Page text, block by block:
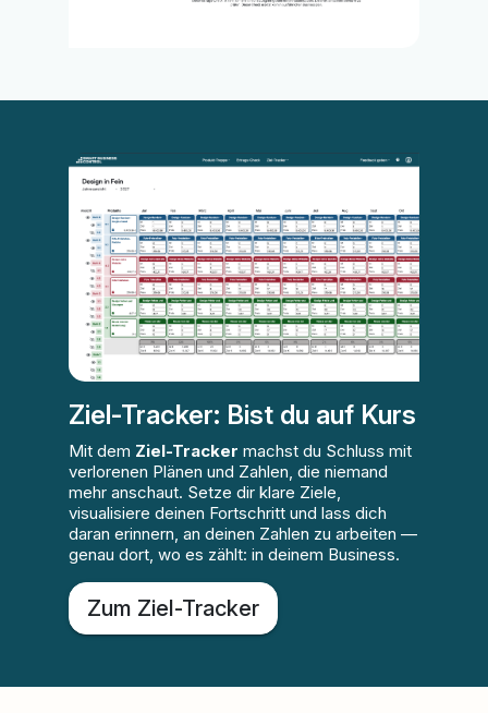
Ziel-Tracker: Bist du auf Kurs
Mit dem Ziel-Tracker machst du Schluss mit
verlorenen Plänen und Zahlen, die niemand
mehr anschaut. Setze dir klare Ziele,
visualisiere deinen Fortschritt und lass dich
daran erinnern, an deinen Zahlen zu arbeiten —
genau dort, wo es zählt: in deinem Business.
Zum Ziel-Tracker